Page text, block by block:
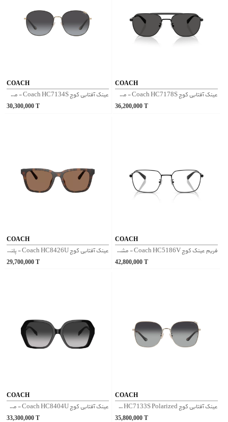
COACH
عینک آفتابی کوچ Coach HC7134S - مشکی
30,300,000T
COACH
عینک آفتابی کوچ Coach HC7178S - مشکی
36,200,000 T
COACH
عینک آفتابی کوچ Coach HC8426U - پلنگی
29,700,000T
COACH
فریم عینک کوچ Coach HC5186V - مشکی
42,800,000 T
COACH
عینک آفتابی کوچ Coach HC8404U - مشکی
33,300,000T
COACH
عینک آفتابی کوچ Coach HC7133S Polarized - مشکی نقره ای
35,800,000 T